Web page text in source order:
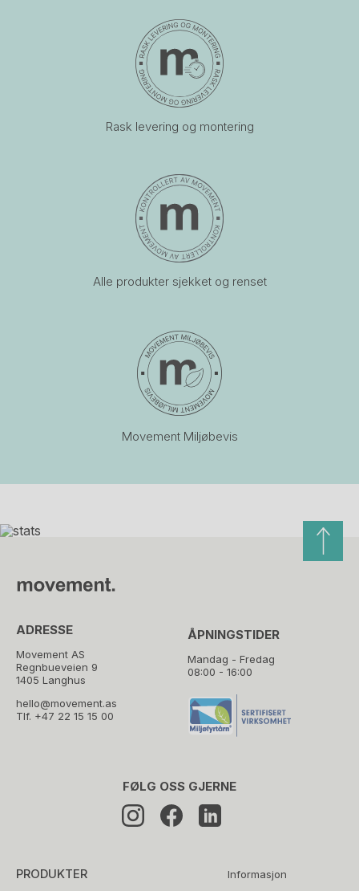
Rask levering og montering
Alle produkter sjekket og renset
Movement Miljøbevis
ADRESSE
Movement AS
Regnbueveien 9
1405 Langhus
hello@movement.as
Tlf. +47 22 15 15 00
ÅPNINGSTIDER
Mandag - Fredag
08:00 - 16:00
PRODUKTER Informasjon
FØLG OSS GJERNE